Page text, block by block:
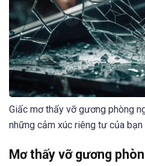
Giấc mơ thấy vỡ gương phòng
những cảm xúc riêng tư của bạn
Mơ thấy vỡ gương